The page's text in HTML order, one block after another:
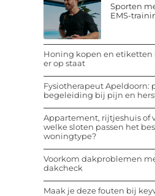
Sporten
EMS-
Honing kopen en etiketten
er op staat
Fysiotherapeut Apeldoorn:
begeleiding bij pijn en
Appartement, rijtjeshuis of
welke sloten passen het
woningtype?
Voorkom dakproblemen
dakcheck
Maak je deze fouten bij